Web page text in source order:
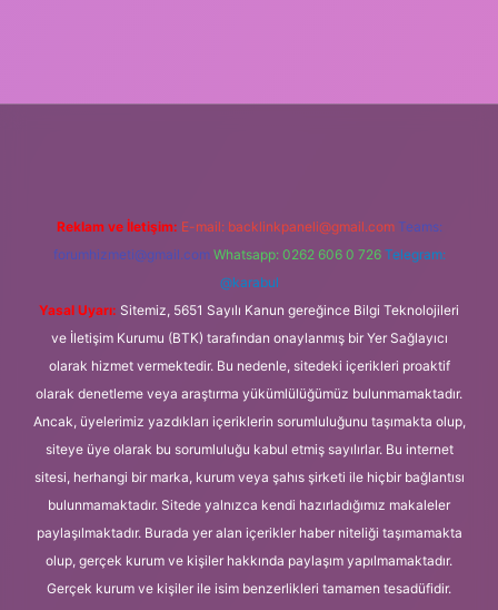
Reklam ve İletişim: E-mail: backlinkpaneli@gmail.com Teams:
forumhizmeti@gmail.com Whatsapp: 0262 606 0 726 Telegram:
@karabul
Yasal Uyarı: Sitemiz, 5651 Sayılı Kanun gereğince Bilgi Teknolojileri
ve İletişim Kurumu (BTK) tarafından onaylanmış bir Yer Sağlayıcı
olarak hizmet vermektedir. Bu nedenle, sitedeki içerikleri proaktif
olarak denetleme veya araştırma yükümlülüğümüz bulunmamaktadır.
Ancak, üyelerimiz yazdıkları içeriklerin sorumluluğunu taşımakta olup,
siteye üye olarak bu sorumluluğu kabul etmiş sayılırlar. Bu internet
sitesi, herhangi bir marka, kurum veya şahıs şirketi ile hiçbir bağlantısı
bulunmamaktadır. Sitede yalnızca kendi hazırladığımız makaleler
paylaşılmaktadır. Burada yer alan içerikler haber niteliği taşımamakta
olup, gerçek kurum ve kişiler hakkında paylaşım yapılmamaktadır.
Gerçek kurum ve kişiler ile isim benzerlikleri tamamen tesadüfidir.